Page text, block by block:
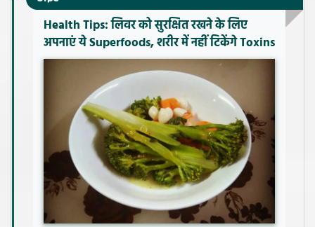
Health Tips: लिवर को सुरक्षित रखने के लिए
अपनाएं ये Superfoods, शरीर में नहीं टिकेंगे Toxins